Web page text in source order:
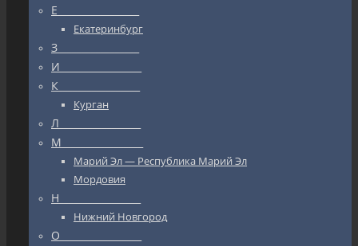
Е_________________
Екатеринбург
З_________________
И_________________
К_________________
Курган
Л_________________
М_________________
Марий Эл — Республика Марий Эл
Мордовия
Н_________________
Нижний Новгород
О_________________